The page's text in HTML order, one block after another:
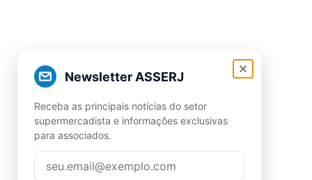
Newsletter ASSERJ
Receba as principais notícias do setor
supermercadista e informações exclusivas
para associados.